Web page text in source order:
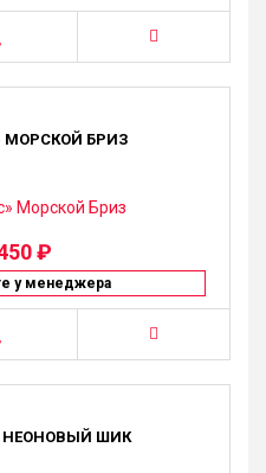
МОРСКОЙ БРИЗ
₽
у менеджера
НЕОНОВЫЙ ШИК